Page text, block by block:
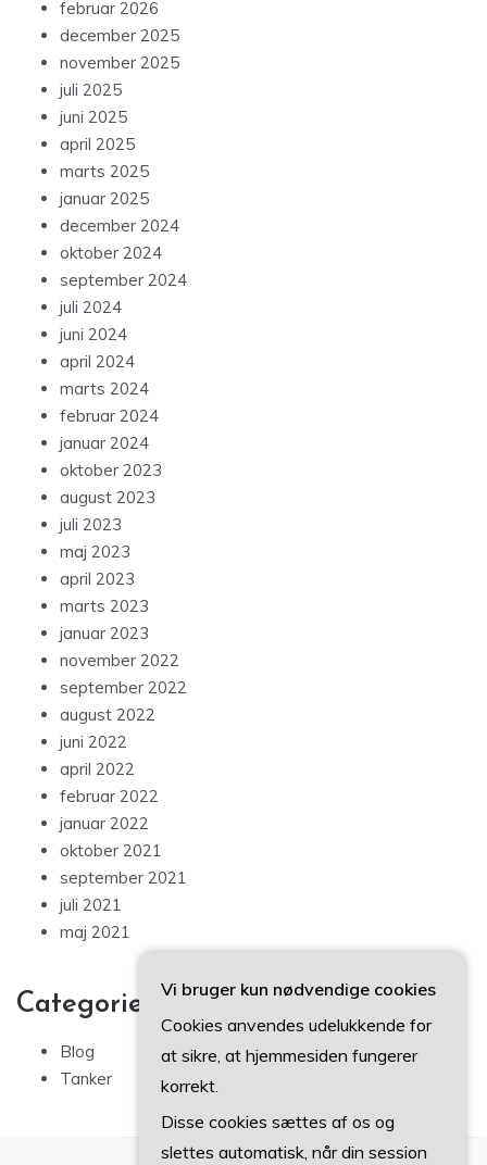
februar 2026
december 2025
november 2025
juli 2025
juni 2025
april 2025
marts 2025
januar 2025
december 2024
oktober 2024
september 2024
juli 2024
juni 2024
april 2024
marts 2024
februar 2024
januar 2024
oktober 2023
august 2023
juli 2023
maj 2023
april 2023
marts 2023
januar 2023
november 2022
september 2022
august 2022
juni 2022
april 2022
februar 2022
januar 2022
oktober 2021
september 2021
juli 2021
maj 2021
Categories
Blog
Tanker
Vi bruger kun nødvendige cookies
Cookies anvendes udelukkende for
at sikre, at hjemmesiden fungerer
korrekt.
Disse cookies sættes af os og
slettes automatisk, når din session